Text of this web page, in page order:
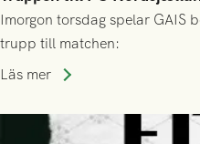
Imorgon torsdag spelar GAIS
trupp till matchen:
Läs mer